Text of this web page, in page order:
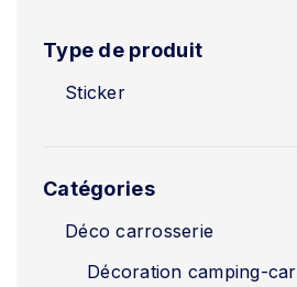
Type de produit
Sticker
Catégories
Déco carrosserie
Décoration camping-car